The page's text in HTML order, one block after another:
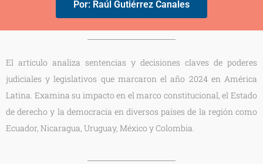
Por: Raúl Gutiérrez Canales
El artículo analiza sentencias y decisiones claves de poderes
judiciales y legislativos que marcaron el año 2024 en América
Latina. Examina su impacto en el marco constitucional, el Estado
de derecho y la democracia en diversos países de la región como
Ecuador, Nicaragua, Uruguay, México y Colombia.